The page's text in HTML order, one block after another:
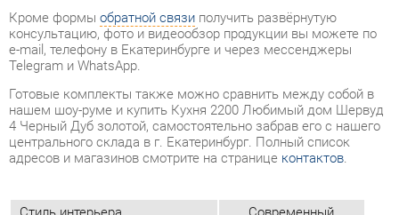
4 Черный Дуб золотой, самостоятельно забрав его с нашего
центрального склада в г. Екатеринбург. Полный список
адресов и магазинов смотрите на страницеконтактов.
Стиль интерьера Современный
Угловой модуль
Есть
Шкаф под встроенную технику
Есть
Класс (кухни)
Медиум